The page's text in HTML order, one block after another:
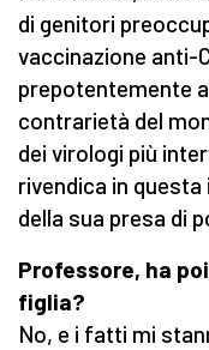
di genitori
vaccinazione anti-
prepotentemente
contrarietà del
dei virologi più
rivendica in
della sua presa di
Professore, ha
figlia?
No, e i fatti mi